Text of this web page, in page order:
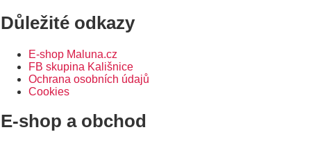
Důležité odkazy
E-shop Maluna.cz
FB skupina Kališnice
Ochrana osobních údajů
Cookies
E-shop a obchod